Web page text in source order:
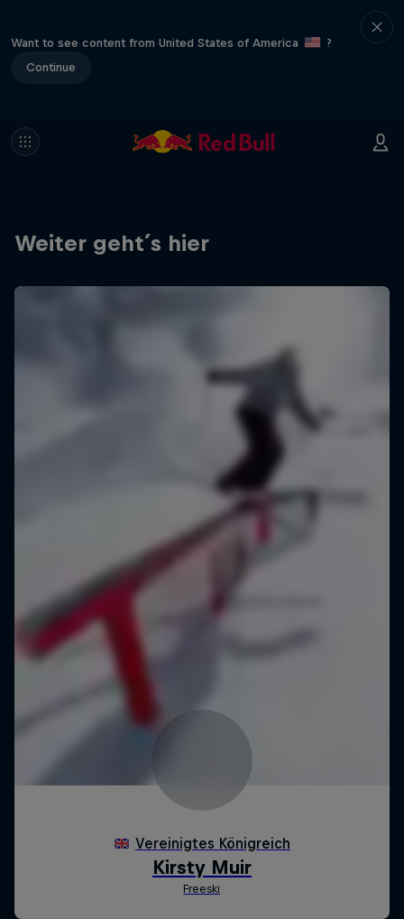
Want to see content from United States of America
?
Continue
Weiter geht´s hier